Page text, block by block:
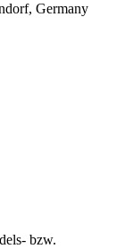
Germany
bzw.